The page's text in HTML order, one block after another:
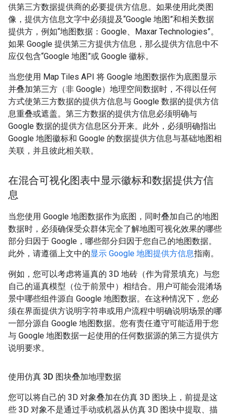
供第三方数据提供商的必要提供方信息。如果使用此类图
像，提供方信息文字中必须提及“Google 地图”和相关数据
提供方，例如“地图数据：Google、Maxar Technologies”。
如果 Google 提供第三方提供方信息，那么提供方信息中不
应仅包含“Google 地图”或 Google 徽标。
当您使用 Map Tiles API 将 Google 地图数据作为底图显示
并叠加第三方（非 Google）地理空间数据时，不得以任何
方式使第三方数据的提供方信息与 Google 数据的提供方信
息重叠或遮盖。第三方数据的提供方信息必须明确与
Google 数据的提供方信息区分开来。此外，必须明确指出
Google 地图徽标和 Google 的数据提供方信息与基础地图相
关联，并且彼此相关联。
在混合可视化图表中显示徽标和数据提供方信
息
当您使用 Google 地图数据作为底图，同时叠加自己的地图
数据时，必须确保受众群体完全了解地图可视化效果的哪些
部分归因于 Google，哪些部分归因于您自己的地图数据。
此外，请遵循上文中的显示 Google 地图提供方信息指南。
例如，您可以考虑将逼真的 3D 地砖（作为背景填充）与您
自己的逼真模型（位于前景中）相结合。用户可能会混淆场
景中哪些组件源自 Google 地图数据。在这种情况下，您必
须在界面提供方说明字符串或用户流程中明确说明场景的哪
一部分源自 Google 地图数据。您有责任遵守可能适用于您
与 Google 地图数据一起使用的任何数据源的第三方提供方
说明要求。
使用仿真 3D 图块叠加地理数据
您可以将自己的 3D 对象叠加在仿真 3D 图块上，前提是这
些 3D 对象不是通过手动或机器从仿真 3D 图块中提取、描